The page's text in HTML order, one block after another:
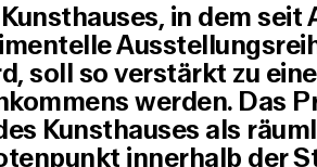
in dem seit
soll so verstärkt zu
werden. Das
Kunsthauses als
innerhalb der